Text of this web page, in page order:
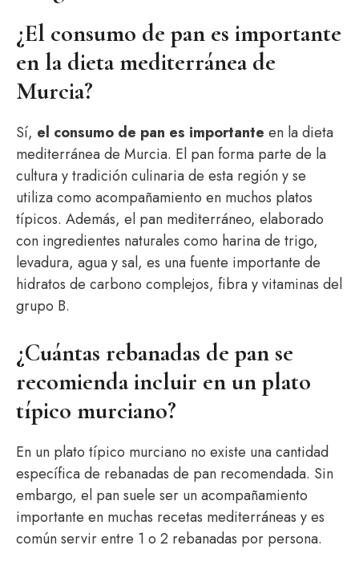
¿El consumo de pan es importante
en la dieta mediterránea de
Murcia?
Sí, el consumo de pan es importante en la dieta
mediterránea de Murcia. El pan forma parte de la
cultura y tradición culinaria de esta región y se
utiliza como acompañamiento en muchos platos
típicos. Además, el pan mediterráneo, elaborado
con ingredientes naturales como harina de trigo,
levadura, agua y sal, es una fuente importante de
hidratos de carbono complejos, fibra y vitaminas del
grupo B.
¿Cuántas rebanadas de pan se
recomienda incluir en un plato
típico murciano?
En un plato típico murciano no existe una cantidad
específica de rebanadas de pan recomendada. Sin
embargo, el pan suele ser un acompañamiento
importante en muchas recetas mediterráneas y es
común servir entre 1 o 2 rebanadas por persona.